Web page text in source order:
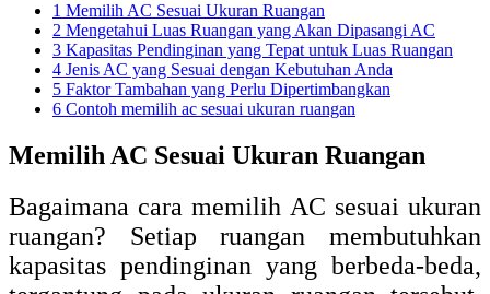
1 Memilih AC Sesuai Ukuran Ruangan
2 Mengetahui Luas Ruangan yang Akan Dipasangi AC
3 Kapasitas Pendinginan yang Tepat untuk Luas Ruangan
4 Jenis AC yang Sesuai dengan Kebutuhan Anda
5 Faktor Tambahan yang Perlu Dipertimbangkan
6 Contoh memilih ac sesuai ukuran ruangan
Memilih AC Sesuai Ukuran Ruangan
Bagaimana cara memilih AC sesuai ukuran
ruangan? Setiap ruangan membutuhkan
kapasitas pendinginan yang berbeda-beda,